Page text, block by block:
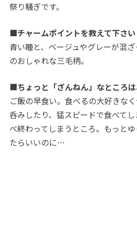
祭り騒ぎです。
■チャームポイントを教えて下さい
青い瞳と、ベージュやグレーが混
のおしゃれな三毛柄。
■ちょっと「ざんねん」なところは
ご飯の早食い。食べるの大好きな
呑みしたり、猛スピードで食べて
べ終わってしまうところ。もっと
たらいいのに…